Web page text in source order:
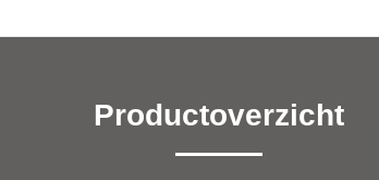
Productoverzicht